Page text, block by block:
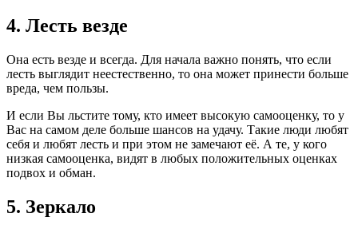
4. Лесть везде
Она есть везде и всегда. Для начала важно понять, что если
лесть выглядит неестественно, то она может принести больше
вреда, чем пользы.
И если Вы льстите тому, кто имеет высокую самооценку, то у
Вас на самом деле больше шансов на удачу. Такие люди любят
себя и любят лесть и при этом не замечают её. А те, у кого
низкая самооценка, видят в любых положительных оценках
подвох и обман.
5. Зеркало